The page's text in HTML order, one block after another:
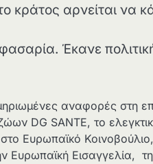
κράτος αρνείται να
Έκανε
αναφορές στη
DG SANTE, το
Ευρωπαϊκό Κοινοβούλιο,
Ευρωπαϊκή Εισαγγελία,